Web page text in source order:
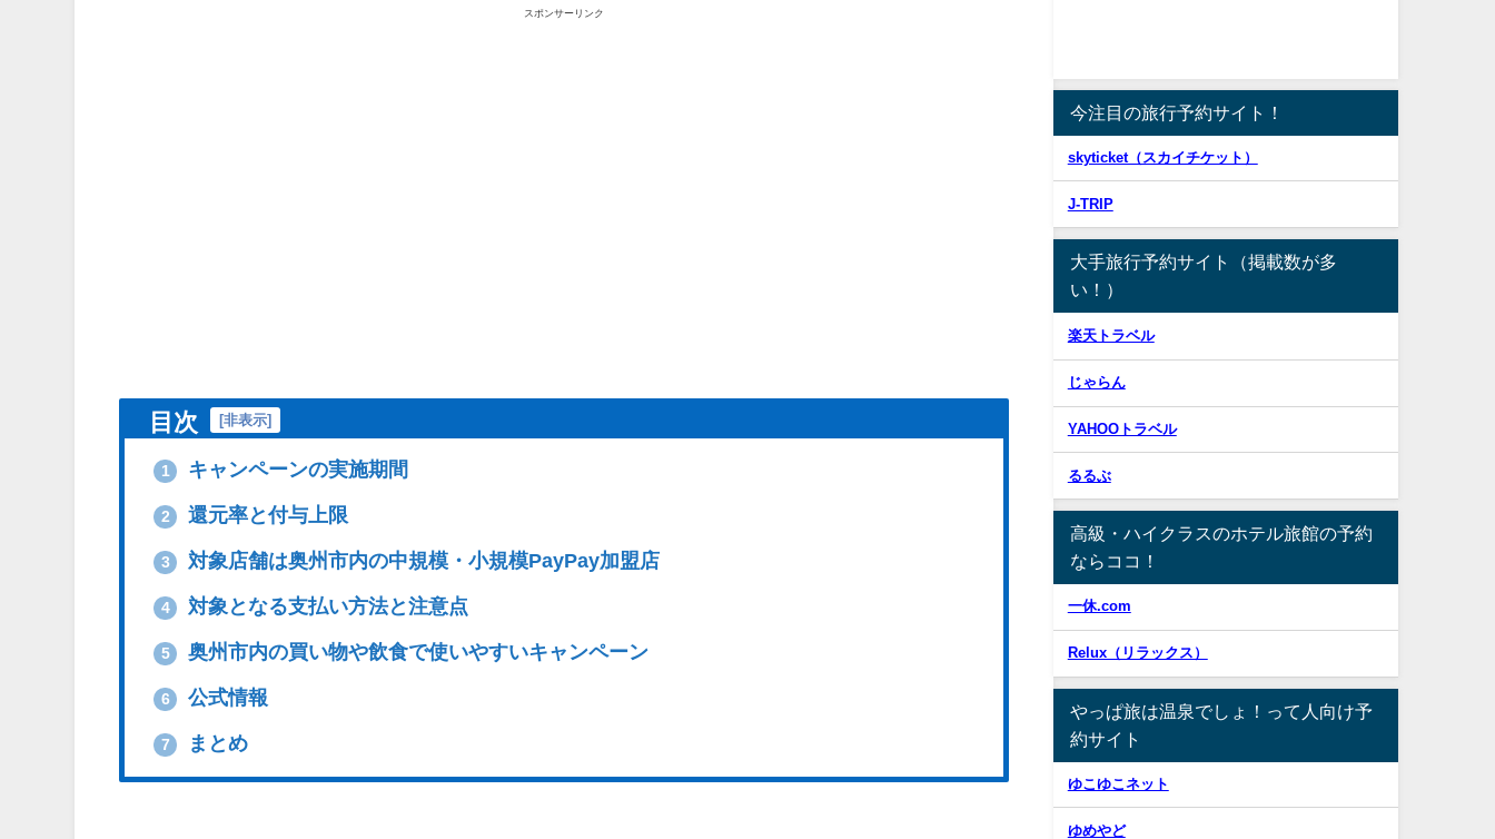
スポンサーリンク
目次 [非表示]
1 キャンペーンの実施期間
2 還元率と付与上限
3 対象店舗は奥州市内の中規模・小規模PayPay加盟店
4 対象となる支払い方法と注意点
5 奥州市内の買い物や飲食で使いやすいキャンペーン
6 公式情報
7 まとめ
今注目の旅行予約サイト！
skyticket（スカイチケット）
J-TRIP
大手旅行予約サイト（掲載数が多
い！）
楽天トラベル
じゃらん
YAHOOトラベル
るるぶ
高級・ハイクラスのホテル旅館の予約
ならココ！
一休.com
Relux（リラックス）
やっぱ旅は温泉でしょ！って人向け予
約サイト
ゆこゆこネット
ゆめやど